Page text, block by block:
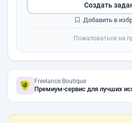
Создать
Добавить в
Пожаловаться на
Freelance.Boutique
Премиум-сервис для лучших